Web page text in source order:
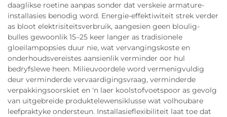
daaglikse roetine aanpas sonder dat verskeie armature-
installasies benodig word. Energie-effektiwiteit strek verder
as bloot elektrisiteitsverbruik, aangesien geen bloulig-
bulles gewoonlik 15–25 keer langer as tradisionele
gloeilampopsies duur nie, wat vervangingskoste en
onderhoudsvereistes aansienlik verminder oor hul
bedryfslewe heen. Milieuvoordele word vermenigvuldig
deur verminderde vervaardigingsvraag, verminderde
verpakkingsoorskiet en 'n laer koolstofvoetspoor as gevolg
van uitgebreide produktelewensiklusse wat volhoubare
leefpraktyke ondersteun. Installasieflexibiliteit laat toe dat